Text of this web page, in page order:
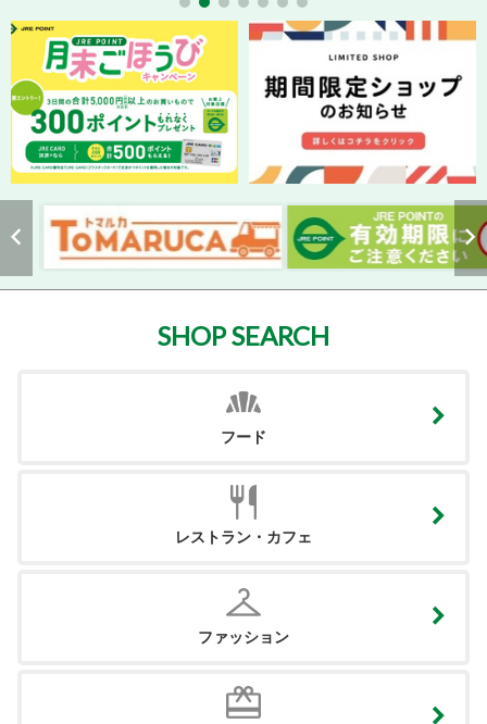
SHOP SEARCH
フード
レストラン・カフェ
ファッション